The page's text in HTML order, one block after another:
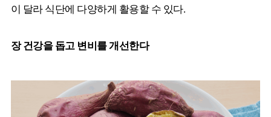
이 달라 식단에 다양하게 활용할 수 있다.
장 건강을 돕고 변비를 개선한다